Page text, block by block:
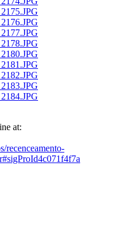
at:
recenceamento-